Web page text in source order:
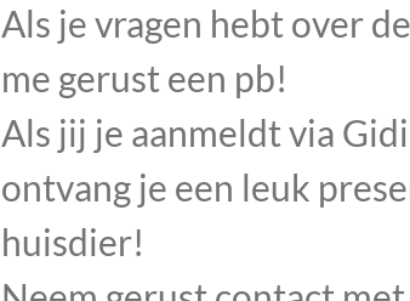
Als je vragen hebt over
me gerust een pb!
Als jij je aanmeldt via
ontvang je een leuk
huisdier!